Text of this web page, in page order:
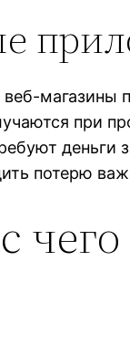
магазины
при
деньги
потерю
чего